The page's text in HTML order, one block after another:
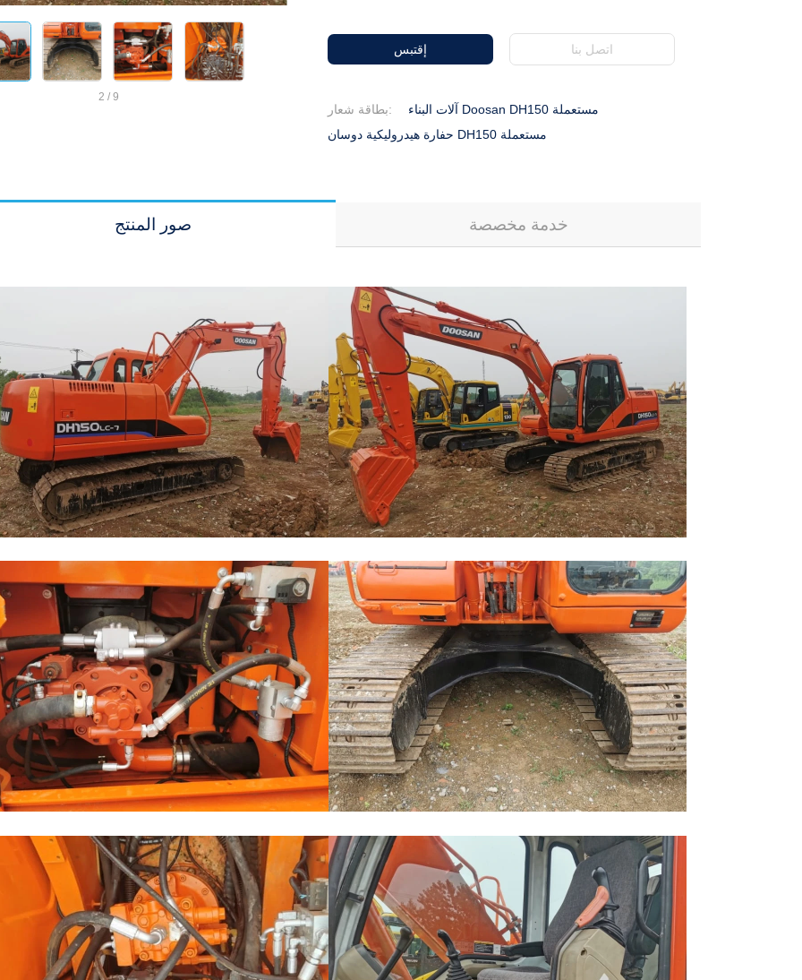
2 / 9
إقتبس اتصل بنا
بطاقة شعار:
آلات البناء Doosan DH150 مستعملة
حفارة هيدروليكية دوسان DH150 مستعملة
صور المنتج خدمة مخصصة